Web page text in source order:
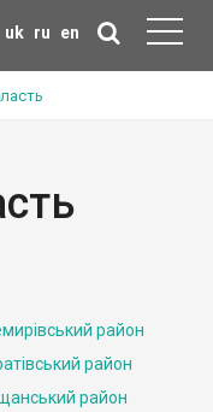
uk ru en
район
район
район